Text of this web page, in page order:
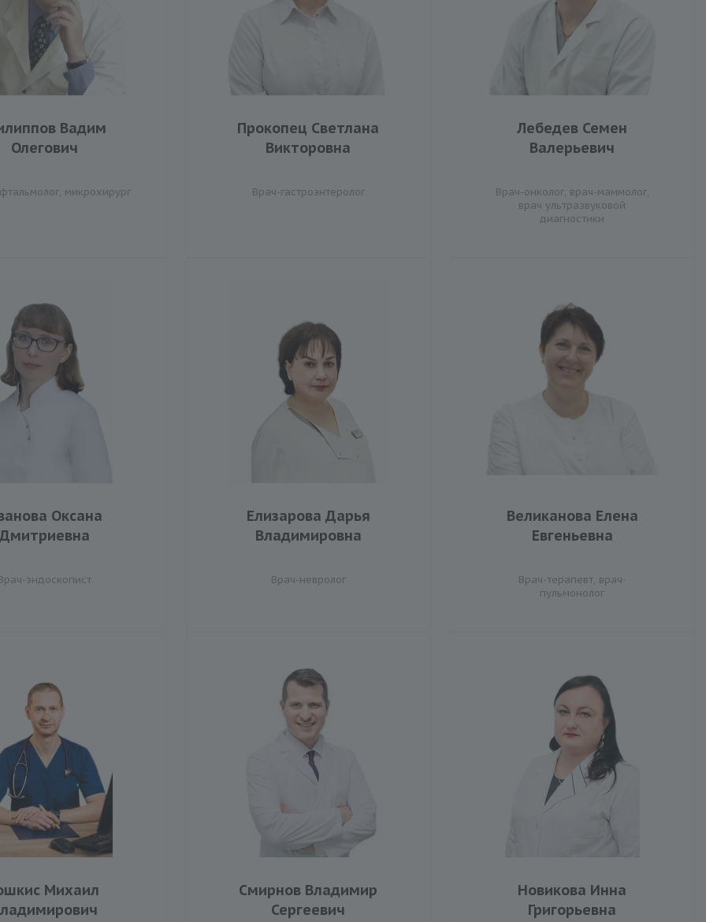
Вадим
Олегович
микрохирург
Прокопец Светлана
Викторовна
Врач-гастроэнтеролог
Лебедев Семен
Валерьевич
Врач-онколог, врач-маммолог,
врач ультразвуковой
диагностики
Оксана
Дмитриевна
эндоскопист
Елизарова Дарья
Владимировна
Врач-невролог
Великанова Елена
Евгеньевна
Врач-терапевт, врач-
пульмонолог
Михаил
Смирнов Владимир
Сергеевич
Новикова Инна
Григорьевна